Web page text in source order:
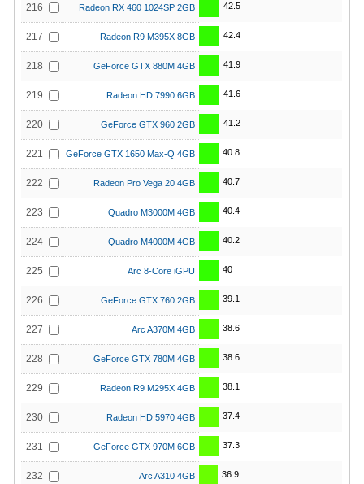
216 Radeon RX 460 1024SP 2GB 42.5
217 Radeon R9 M395X 8GB 42.4
218 GeForce GTX 880M 4GB 41.9
219 Radeon HD 7990 6GB 41.6
220 GeForce GTX 960 2GB 41.2
221 GeForce GTX 1650 Max-Q 4GB 40.8
222 Radeon Pro Vega 20 4GB 40.7
223 Quadro M3000M 4GB 40.4
224 Quadro M4000M 4GB 40.2
225 Arc 8-Core iGPU 40
226 GeForce GTX 760 2GB 39.1
227 Arc A370M 4GB 38.6
228 GeForce GTX 780M 4GB 38.6
229 Radeon R9 M295X 4GB 38.1
230 Radeon HD 5970 4GB 37.4
231 GeForce GTX 970M 6GB 37.3
232 Arc A310 4GB 36.9